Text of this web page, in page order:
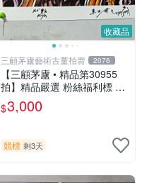
收藏品
三顧茅廬藝術古董拍賣 2076
【三顧茅廬 • 精品第30955
拍】精品嚴選 粉絲福利標 日
本動漫大師 車田正美簽名照
片《聖鬥士星矢》！ 特惠起
$3,000
競標 剩3天